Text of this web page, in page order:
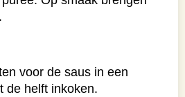
voor de saus in een
de helft inkoken.